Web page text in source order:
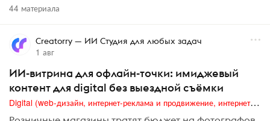
44 материала
Creatorry — ИИ Студия для любых задач
1 авг
ИИ-витрина для офлайн-точки: имиджевый
контент для digital без выездной съёмки
Digital (web-дизайн, интернет-реклама и продвижение, интернет-сообщества и блоги, интернет-коммуникации, мобильный маркетинг, реклама на цифровых экранах)